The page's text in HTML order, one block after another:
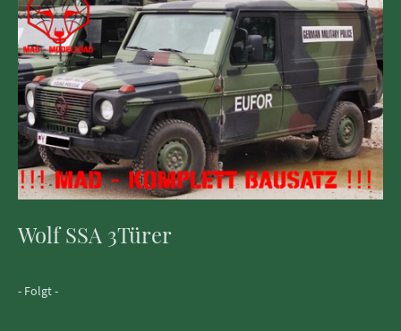
Wolf SSA 3Türer
- Folgt -